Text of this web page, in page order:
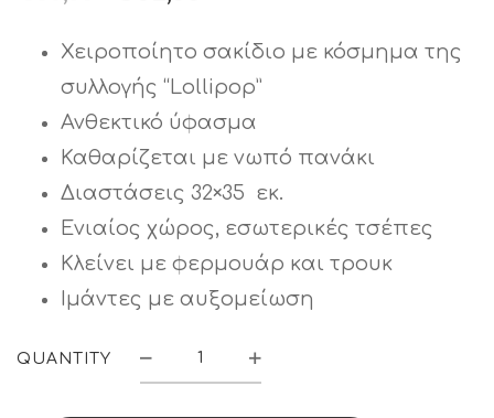
was:
€65,00.
τιμή
είναι:
€52,00.
Χειροποίητο σακίδιο με κόσμημα της
συλλογής “Lollipop”
Ανθεκτικό ύφασμα
Καθαρίζεται με νωπό πανάκι
Διαστάσεις 32×35 εκ.
Ενιαίος χώρος, εσωτερικές τσέπες
Κλείνει με φερμουάρ και τρουκ
Ιμάντες με αυξομείωση
QUANTITY
Σακίδιο